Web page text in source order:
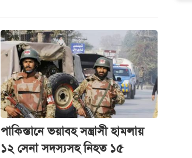
পাকিস্তানে ভয়াবহ সন্ত্রাসী হামলায়
১২ সেনা সদস্যসহ নিহত ১৫